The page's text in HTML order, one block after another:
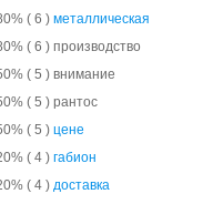
( 6 ) металлическая
( 6 ) производство
( 5 ) внимание
( 5 ) рантос
( 5 ) цене
( 4 ) габион
( 4 ) доставка